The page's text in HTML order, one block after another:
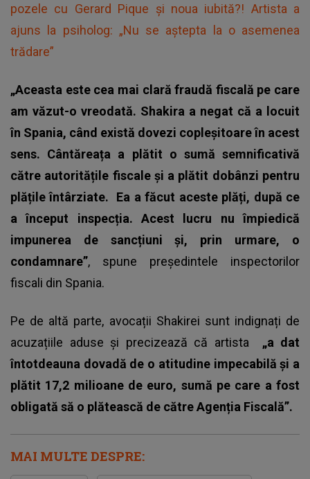
pozele cu Gerard Pique și noua iubită?! Artista a
ajuns la psiholog: „Nu se aștepta la o asemenea
trădare”
„Aceasta este cea mai clară fraudă fiscală pe care
am văzut-o vreodată. Shakira a negat că a locuit
în Spania, când există dovezi copleșitoare în acest
sens. Cântăreața a plătit o sumă semnificativă
către autoritățile fiscale și a plătit dobânzi pentru
plățile întârziate. Ea a făcut aceste plăți, după ce
a început inspecția. Acest lucru nu împiedică
impunerea de sancțiuni și, prin urmare, o
condamnare”, spune președintele inspectorilor
fiscali din Spania.
Pe de altă parte, avocații Shakirei sunt indignați de
acuzațiile aduse și precizează că artista „a dat
întotdeauna dovadă de o atitudine impecabilă și a
plătit 17,2 milioane de euro, sumă pe care a fost
obligată să o plătească de către Agenția Fiscală”.
MAI MULTE DESPRE: